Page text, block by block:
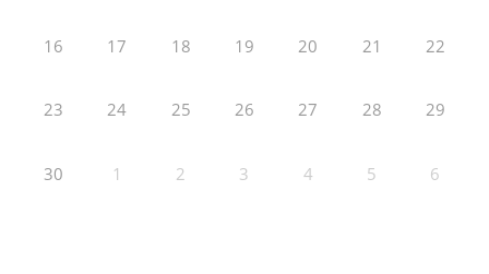
16 17 18 19 20 21 22
23 24 25 26 27 28 29
30 1 2 3 4 5 6